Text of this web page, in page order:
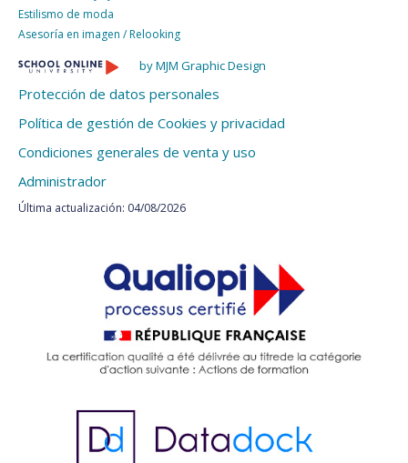
Estilismo de moda
Asesoría en imagen / Relooking
by MJM Graphic Design
Protección de datos personales
Política de gestión de Cookies y privacidad
Condiciones generales de venta y uso
Administrador
Última actualización: 04/08/2026